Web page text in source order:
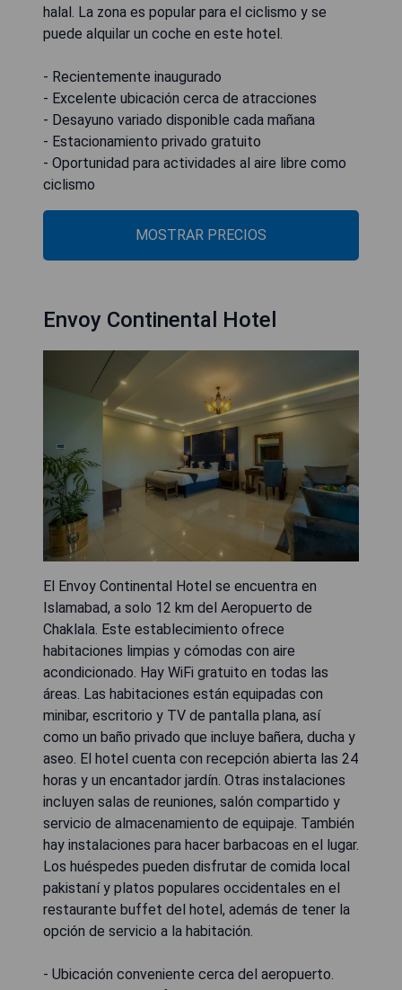
halal. La zona es popular para el ciclismo y se
puede alquilar un coche en este hotel.
- Recientemente inaugurado
- Excelente ubicación cerca de atracciones
- Desayuno variado disponible cada mañana
- Estacionamiento privado gratuito
- Oportunidad para actividades al aire libre como
ciclismo
MOSTRAR PRECIOS
Envoy Continental Hotel
El Envoy Continental Hotel se encuentra en
Islamabad, a solo 12 km del Aeropuerto de
Chaklala. Este establecimiento ofrece
habitaciones limpias y cómodas con aire
acondicionado. Hay WiFi gratuito en todas las
áreas. Las habitaciones están equipadas con
minibar, escritorio y TV de pantalla plana, así
como un baño privado que incluye bañera, ducha y
aseo. El hotel cuenta con recepción abierta las 24
horas y un encantador jardín. Otras instalaciones
incluyen salas de reuniones, salón compartido y
servicio de almacenamiento de equipaje. También
hay instalaciones para hacer barbacoas en el lugar.
Los huéspedes pueden disfrutar de comida local
pakistaní y platos populares occidentales en el
restaurante buffet del hotel, además de tener la
opción de servicio a la habitación.
- Ubicación conveniente cerca del aeropuerto.